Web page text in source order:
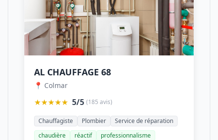
AL CHAUFFAGE 68
📍 Colmar
★★★★★ 5/5 (185 avis)
Chauffagiste Plombier
Service de réparation
chaudière
réactif professionnalisme